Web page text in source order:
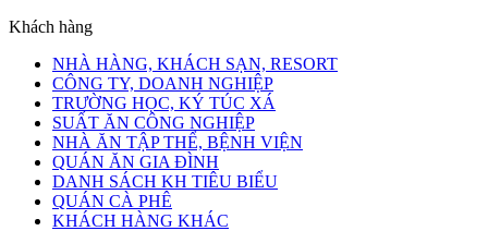
Khách hàng
NHÀ HÀNG, KHÁCH SẠN, RESORT
CÔNG TY, DOANH NGHIỆP
TRƯỜNG HỌC, KÝ TÚC XÁ
SUẤT ĂN CÔNG NGHIỆP
NHÀ ĂN TẬP THỂ, BỆNH VIỆN
QUÁN ĂN GIA ĐÌNH
DANH SÁCH KH TIÊU BIỂU
QUÁN CÀ PHÊ
KHÁCH HÀNG KHÁC